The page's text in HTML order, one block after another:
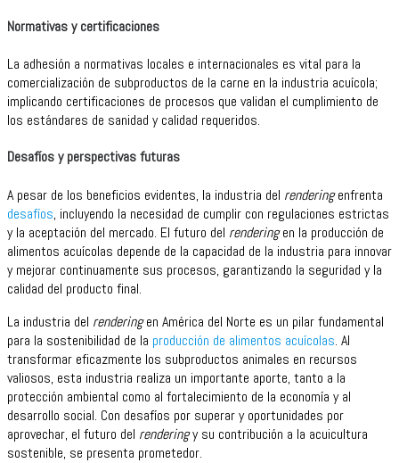
Normativas y certificaciones
La adhesión a normativas locales e internacionales es vital para la
comercialización de subproductos de la carne en la industria acuícola;
implicando certificaciones de procesos que validan el cumplimiento de
los estándares de sanidad y calidad requeridos.
Desafíos y perspectivas futuras
A pesar de los beneficios evidentes, la industria del renderingenfrenta
desafíos, incluyendo la necesidad de cumplir con regulaciones estrictas
y la aceptación del mercado. El futuro del renderingen la producción de
alimentos acuícolas depende de la capacidad de la industria para innovar
y mejorar continuamente sus procesos, garantizando la seguridad y la
calidad del producto final.
La industria del renderingen América del Norte es un pilar fundamental
para la sostenibilidad de la producción de alimentos acuícolas. Al
transformar eficazmente los subproductos animales en recursos
valiosos, esta industria realiza un importante aporte, tanto a la
protección ambiental como al fortalecimiento de la economía y al
desarrollo social. Con desafíos por superar y oportunidades por
aprovechar, el futuro del renderingy su contribución a la acuicultura
sostenible, se presenta prometedor.